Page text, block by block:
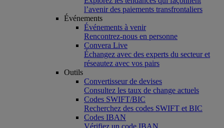
l’avenir des paiements transfrontaliers
Événements
Événements à venir
Rencontrez-nous en personne
Convera Live
Échangez avec des experts du secteur et
réseautez avec vos pairs
Outils
Convertisseur de devises
Consultez les taux de change actuels
Codes SWIFT/BIC
Recherchez des codes SWIFT et BIC
Codes IBAN
Vérifiez un code IBAN